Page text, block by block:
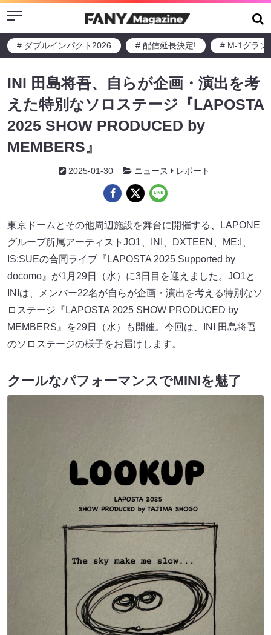
Menu
# ダブルインパクト2026 # 配信延長決定! # M-1グラン
INI 田島将吾、自らが企画・演出を考
えた特別なソロステージ『LAPOSTA
2025 SHOW PRODUCED by
MEMBERS』
2025-01-30 ニュース レポート
東京ドームとその他周辺施設を舞台に開催する、LAPONE
グループ所属アーティストJO1、INI、DXTEEN、ME:I、
IS:SUEの合同ライブ『LAPOSTA 2025 Supported by
docomo』が1月29日（水）に3日目を迎えました。JO1と
INIは、メンバー22名が自らが企画・演出を考える特別なソ
ロステージ『LAPOSTA 2025 SHOW PRODUCED by
MEMBERS』を29日（水）も開催。今回は、INI 田島将吾
のソロステージの様子をお届けします。
クールなパフォーマンスでMINIを魅了